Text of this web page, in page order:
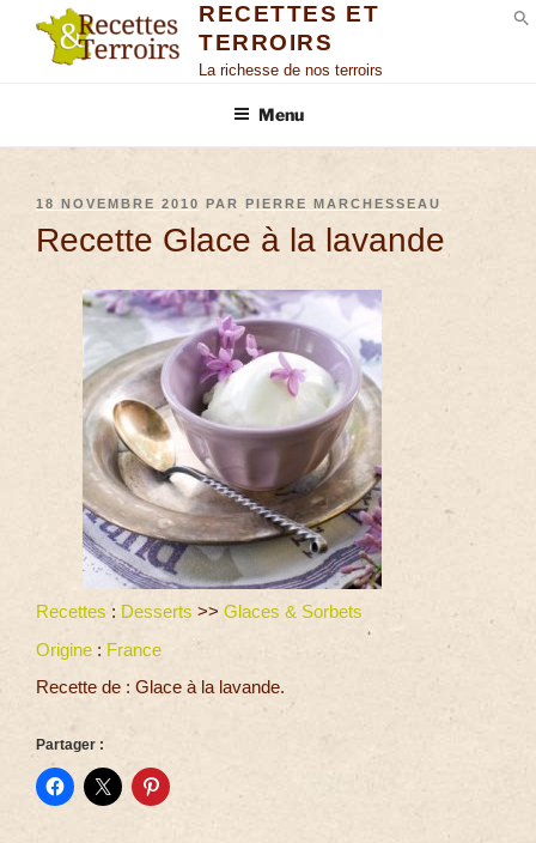
RECETTES ET
TERROIRS
La richesse de nos terroirs
Menu
18 NOVEMBRE 2010 PAR PIERRE MARCHESSEAU
Recette Glace à la lavande
Recettes : Desserts >> Glaces & Sorbets
Origine : France
Recette de : Glace à la lavande.
Partager :